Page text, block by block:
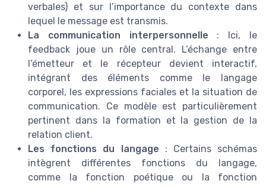
verbales) et sur l’importance du contexte dans
lequel le message est transmis.
La communication interpersonnelle : Ici, le
feedback joue un rôle central. L’échange entre
l’émetteur et le récepteur devient interactif,
intégrant des éléments comme le langage
corporel, les expressions faciales et la situation de
communication. Ce modèle est particulièrement
pertinent dans la formation et la gestion de la
relation client.
Les fonctions du langage : Certains schémas
intègrent différentes fonctions du langage,
comme la fonction poétique ou la fonction